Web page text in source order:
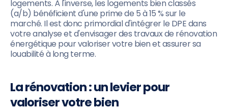
logements. À l'inverse, les logements bien classés
(a/b) bénéficient d'une prime de 5 à 15 % sur le
marché. Il est donc primordial d'intégrer le DPE dans
votre analyse et d'envisager des travaux de rénovation
énergétique pour valoriser votre bien et assurer sa
louabilité à long terme.
La rénovation : un levier pour
valoriser votre bien